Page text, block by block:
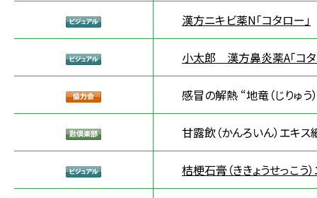
漢方ニキビ薬N「コタロー」
小太郎 漢方鼻炎薬A「コタ
感冒の解熱 “地竜（じりゅう
甘露飲（かんろいん）エキス
桔梗石膏（ききょうせっこう